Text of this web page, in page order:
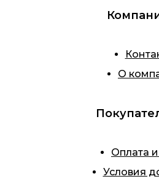
О
Оплата
Условия